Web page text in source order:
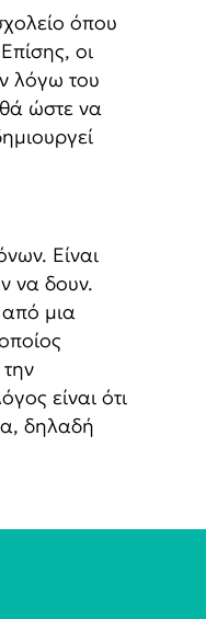
όπου
οι
λόγω του
ώστε να
Είναι
να δουν.
από μια
είναι ότι
δηλαδή